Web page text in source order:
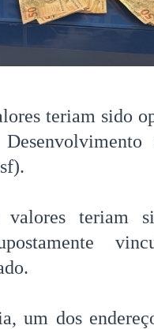
teriam sido
valores teriam
um dos